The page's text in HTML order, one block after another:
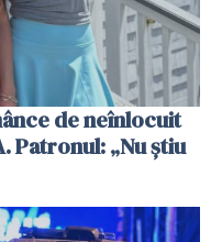
de neînlocuit
Patronul: „Nu știu